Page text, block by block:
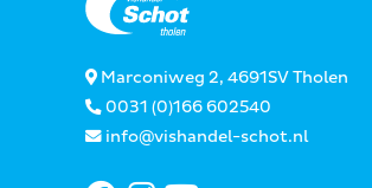
Marconiweg 2, 4691SV Tholen
0031 (0)166 602540
info@vishandel-schot.nl